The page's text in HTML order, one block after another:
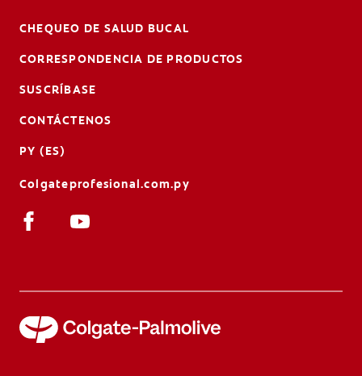
CHEQUEO DE SALUD BUCAL
CORRESPONDENCIA DE PRODUCTOS
SUSCRÍBASE
CONTÁCTENOS
PY (ES)
Colgateprofesional.com.py